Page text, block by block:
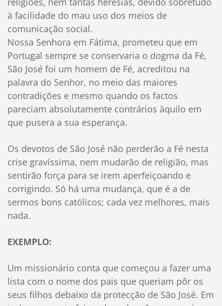
à facilidade do mau uso dos meios de
comunicação social.
Nossa Senhora em Fátima, prometeu que em
Portugal sempre se conservaria o dogma da Fé,
São José foi um homem de Fé, acreditou na
palavra do Senhor, no meio das maiores
contradições e mesmo quando os factos
pareciam absolutamente contrários àquilo em
que pusera a sua esperança.
Os devotos de São José não perderão a Fé nesta
crise gravíssima, nem mudarão de religião, mas
sentirão força para se irem aperfeiçoando e
corrigindo. Só há uma mudança, que é a de
sermos bons católicos; cada vez melhores, mais
nada.
EXEMPLO:
Um missionário conta que começou a fazer uma
lista com o nome dos pais que queriam pôr os
seus filhos debaixo da protecção de São José. Em